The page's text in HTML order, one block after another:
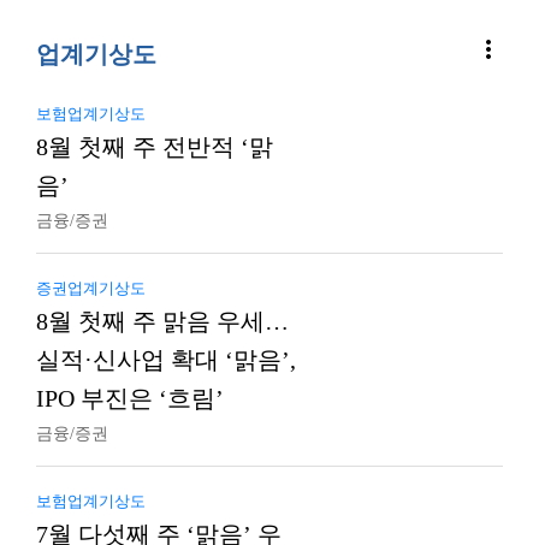
업계기상도 more_vert
보험업계기상도
8월 첫째 주 전반적 ‘맑
음’
금융/증권
증권업계기상도
8월 첫째 주 맑음 우세…
실적·신사업 확대 ‘맑음’,
IPO 부진은 ‘흐림’
금융/증권
보험업계기상도
7월 다섯째 주 ‘맑음’ 우